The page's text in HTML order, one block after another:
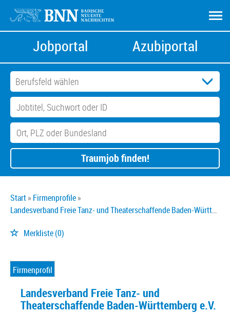
Jobportal Azubiportal
Traumjob finden!
Start
Firmenprofile
Landesverband Freie Tanz- und Theaterschaffende Baden-Württemberg e.V.
Merkliste(0)
Firmenprofil
Landesverband Freie Tanz- und
Theaterschaffende Baden-Württemberg e.V.